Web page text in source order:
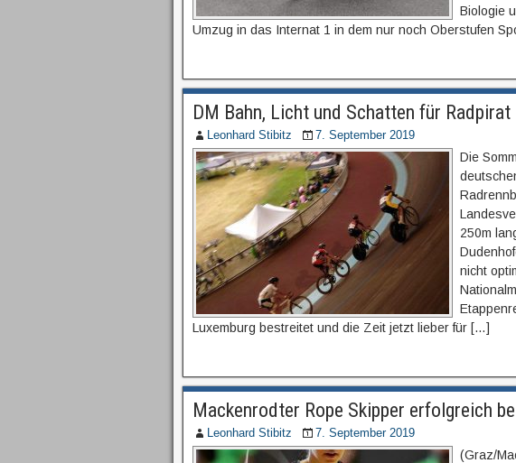
Biologie
Umzug in das Internat 1 in dem nur noch Oberstufen
DM Bahn, Licht und Schatten für Radpirat
Leonhard Stibitz 7. September 2019
Die
250m
nicht
Luxemburg bestreitet und die Zeit jetzt lieber für […]
Mackenrodter Rope Skipper erfolgreich
Leonhard Stibitz 7. September 2019
(Graz/